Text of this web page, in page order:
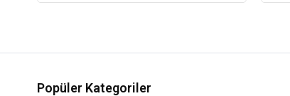
Popüler Kategoriler